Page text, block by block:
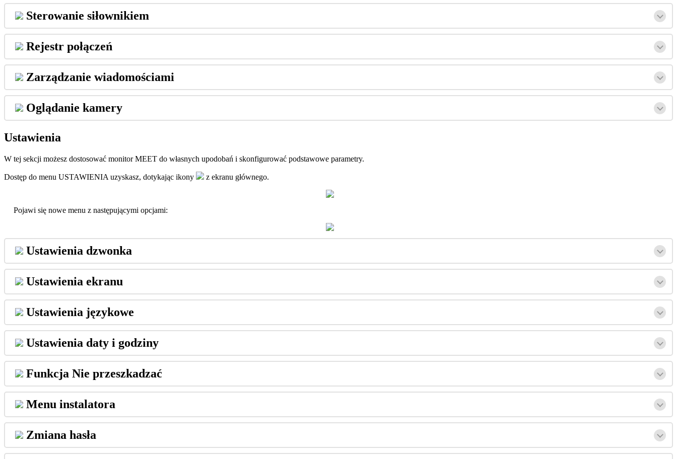
Sterowanie siłownikiem
Rejestr połączeń
Zarządzanie wiadomościami
Oglądanie kamery
Ustawienia
W tej sekcji możesz dostosować monitor MEET do własnych upodobań i skonfigurować podstawowe parametry.
Dostęp do menu USTAWIENIA uzyskasz, dotykając ikony z ekranu głównego.
Pojawi się nowe menu z następującymi opcjami:
Ustawienia dzwonka
Ustawienia ekranu
Ustawienia językowe
Ustawienia daty i godziny
Funkcja Nie przeszkadzać
Menu instalatora
Zmiana hasła